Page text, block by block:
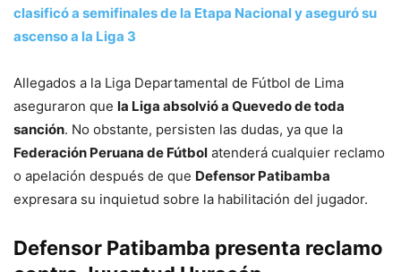
clasificó a semifinales de la Etapa Nacional y aseguró su
ascenso a la Liga 3
Allegados a la Liga Departamental de Fútbol de Lima
aseguraron que la Liga absolvió a Quevedo de toda
sanción. No obstante, persisten las dudas, ya que la
Federación Peruana de Fútbol atenderá cualquier reclamo
o apelación después de que Defensor Patibamba
expresara su inquietud sobre la habilitación del jugador.
Defensor Patibamba presenta reclamo